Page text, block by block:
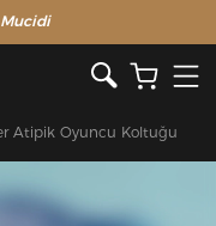
Atipik Oyuncu Koltuğu